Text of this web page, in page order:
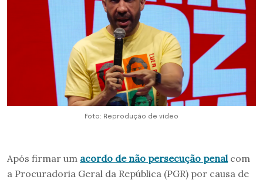
Foto: Reprodução de vídeo
Após firmar um acordo de não persecução penal com
a Procuradoria Geral da República (PGR) por causa de